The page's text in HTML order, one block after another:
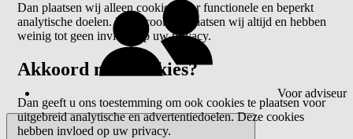
Voor adviseur
Dan plaatsen wij alleen cookies voor functionele en beperkt
analytische doelen. Deze cookies plaatsen wij altijd en hebben
weinig tot geen invloed op uw privacy.
Akkoord met cookies?
Dan geeft u ons toestemming om ook cookies te plaatsen voor
uitgebreid analytische en advertentiedoelen. Deze cookies
hebben invloed op uw privacy.